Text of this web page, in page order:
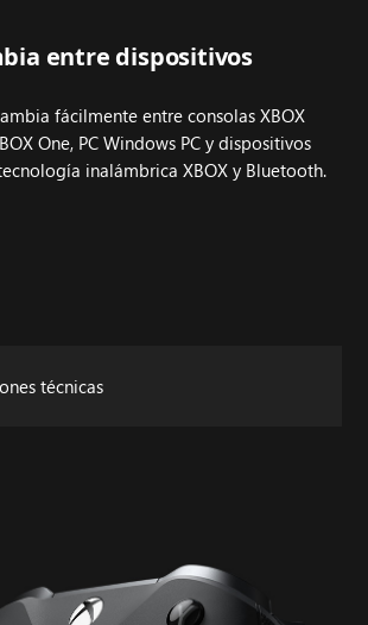
entre dispositivos
fácilmente entre consolas XBOX
One, PC Windows PC y dispositivos
inalámbrica XBOX y Bluetooth.
técnicas